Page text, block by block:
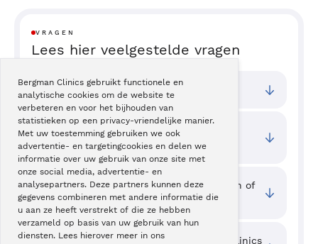
Bergman Clinics gebruikt functionele en
analytische cookies om de website te
verbeteren en voor het bijhouden van
statistieken op een privacy-vriendelijke manier.
Met uw toestemming gebruiken we ook
advertentie- en targetingcookies en delen we
informatie over uw gebruik van onze site met
onze social media, advertentie- en
analysepartners. Deze partners kunnen deze
gegevens combineren met andere informatie die
u aan ze heeft verstrekt of die ze hebben
verzameld op basis van uw gebruik van hun
diensten. Lees hierover meer in ons
VRAGEN
Lees hier veelgestelde vragen
Bij welke vestigingen kan ik terecht?
Wat zijn de toegangstijden van deze
behandeling?
Waar kan ik ervaringen van cliënten zien of
mijn ervaring delen?
Welke kwaliteit wordt er bij Bergman Clinics